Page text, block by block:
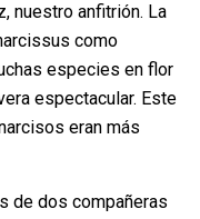
nuestro anfitrión. La
como
especies en flor
espectacular. Este
eran más
de dos compañeras